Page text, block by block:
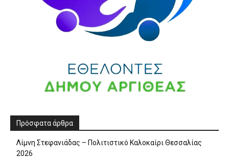
Πρόσφατα άρθρα
Λίμνη Στεφανιάδας – Πολιτιστικό Καλοκαίρι Θεσσαλίας
2026